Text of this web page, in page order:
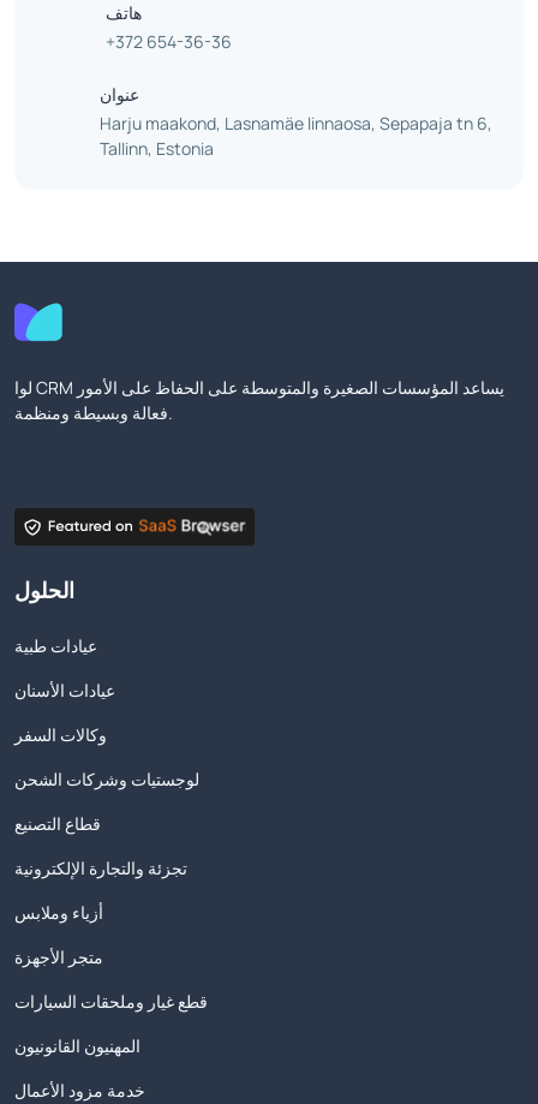
هاتف
+372 654-36-36
عنوان
Harju maakond, Lasnamäe linnaosa, Sepapaja tn 6,
Tallinn, Estonia
لوا CRM يساعد المؤسسات الصغيرة والمتوسطة على الحفاظ على الأمور
فعالة وبسيطة ومنظمة.
الحلول
عيادات طبية
عيادات الأسنان
وكالات السفر
لوجستيات وشركات الشحن
قطاع التصنيع
تجزئة والتجارة الإلكترونية
أزياء وملابس
متجر الأجهزة
قطع غيار وملحقات السيارات
المهنيون القانونيون
خدمة مزود الأعمال